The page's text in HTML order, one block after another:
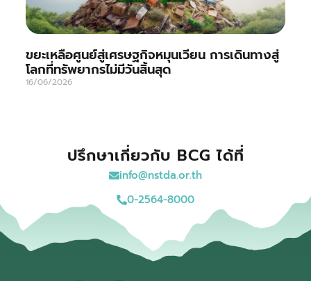
ขยะเหลือศูนย์สู่เศรษฐกิจหมุนเวียน การเดินทางสู่
โลกที่ทรัพยากรไม่มีวันสิ้นสุด
16/06/2026
ปรึกษาเกี่ยวกับ BCG ได้ที่
info@nstda.or.th
0-2564-8000